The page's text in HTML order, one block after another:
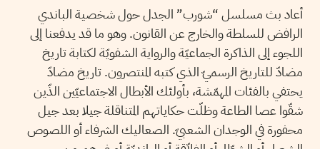
أعاد بث مسلسل “شورب” الجدل حول شخصية الباندي
الرافض للسلطة والخارج عن القانون. وهو ما قد يدفعنا إلى
اللجوء إلى الذاكرة الجماعيّة والرواية الشفويّة لكتابة تاريخ
مضادّ للتاريخ الرسميّ الذي كتبه المنتصرون. تاريخ مضادّ
يحتفي بالفئات المهمّشة، بأولئك الأبطال الاجتماعيّين الذّين
شقّوا عصا الطاعة وظلّت حكاياتهم المتناقلة جيلا بعد جيل
محفورة في الوجدان الشعبيّ. الصعاليك الشرفاء أو اللصوص